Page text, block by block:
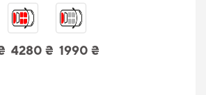
4280 ₴ 1990 ₴